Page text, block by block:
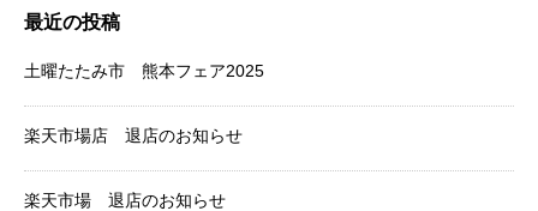
最近の投稿
土曜たたみ市 熊本フェア2025
楽天市場店 退店のお知らせ
楽天市場 退店のお知らせ